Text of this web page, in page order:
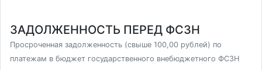
ЗАДОЛЖЕННОСТЬ ПЕРЕД ФСЗН
Просроченная задолженность (свыше 100,00 рублей) по
платежам в бюджет государственного внебюджетного ФСЗН